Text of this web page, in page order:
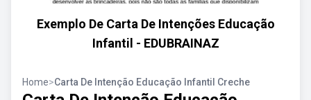
Exemplo De Carta De Intenções Educação
Infantil - EDUBRAINAZ
Home>Carta De Intenção Educação Infantil Creche